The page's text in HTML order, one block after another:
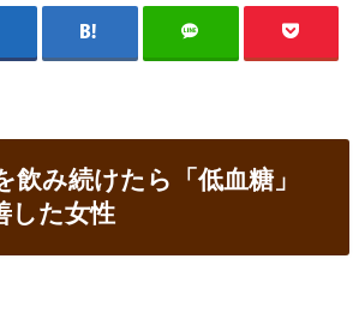
飲み続けたら「低血糖」
した女性